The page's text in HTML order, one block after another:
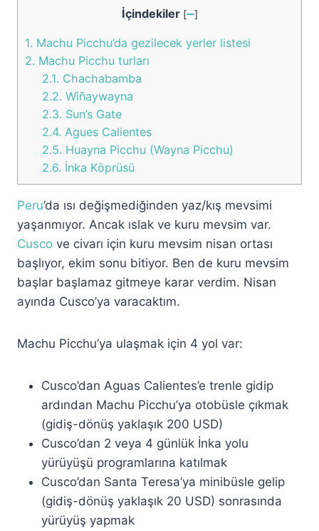
İçindekiler [➖]
1. Machu Picchu’da gezilecek yerler listesi
2. Machu Picchu turları
2.1. Chachabamba
2.2. Wiñaywayna
2.3. Sun’s Gate
2.4. Agues Calientes
2.5. Huayna Picchu (Wayna Picchu)
2.6. İnka Köprüsü
Peru’da ısı değişmediğinden yaz/kış mevsimi
yaşanmıyor. Ancak ıslak ve kuru mevsim var.
Cusco ve civarı için kuru mevsim nisan ortası
başlıyor, ekim sonu bitiyor. Ben de kuru mevsim
başlar başlamaz gitmeye karar verdim. Nisan
ayında Cusco’ya varacaktım.
Machu Picchu’ya ulaşmak için 4 yol var:
Cusco’dan Aguas Calientes’e trenle gidip
ardından Machu Picchu’ya otobüsle çıkmak
(gidiş-dönüş yaklaşık 200 USD)
Cusco’dan 2 veya 4 günlük İnka yolu
yürüyüşü programlarına katılmak
Cusco’dan Santa Teresa’ya minibüsle gelip
(gidiş-dönüş yaklaşık 20 USD) sonrasında
yürüyüş yapmak